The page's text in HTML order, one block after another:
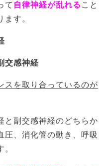
て 自律神経が乱れる こと
す。
交感神経
スを取り合っているのが
と副交感神経のどちらか
圧、消化管の動き、呼吸